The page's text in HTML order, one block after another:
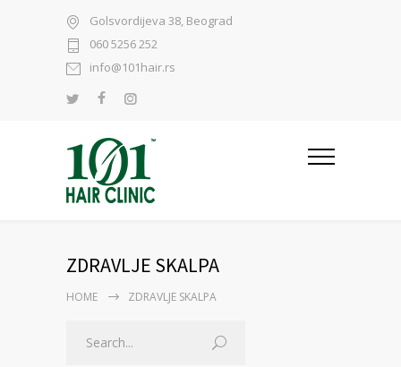
Golsvordijeva 38, Beograd
060 5256 252
info@101hair.rs
ZDRAVLJE SKALPA
HOME ZDRAVLJE SKALPA